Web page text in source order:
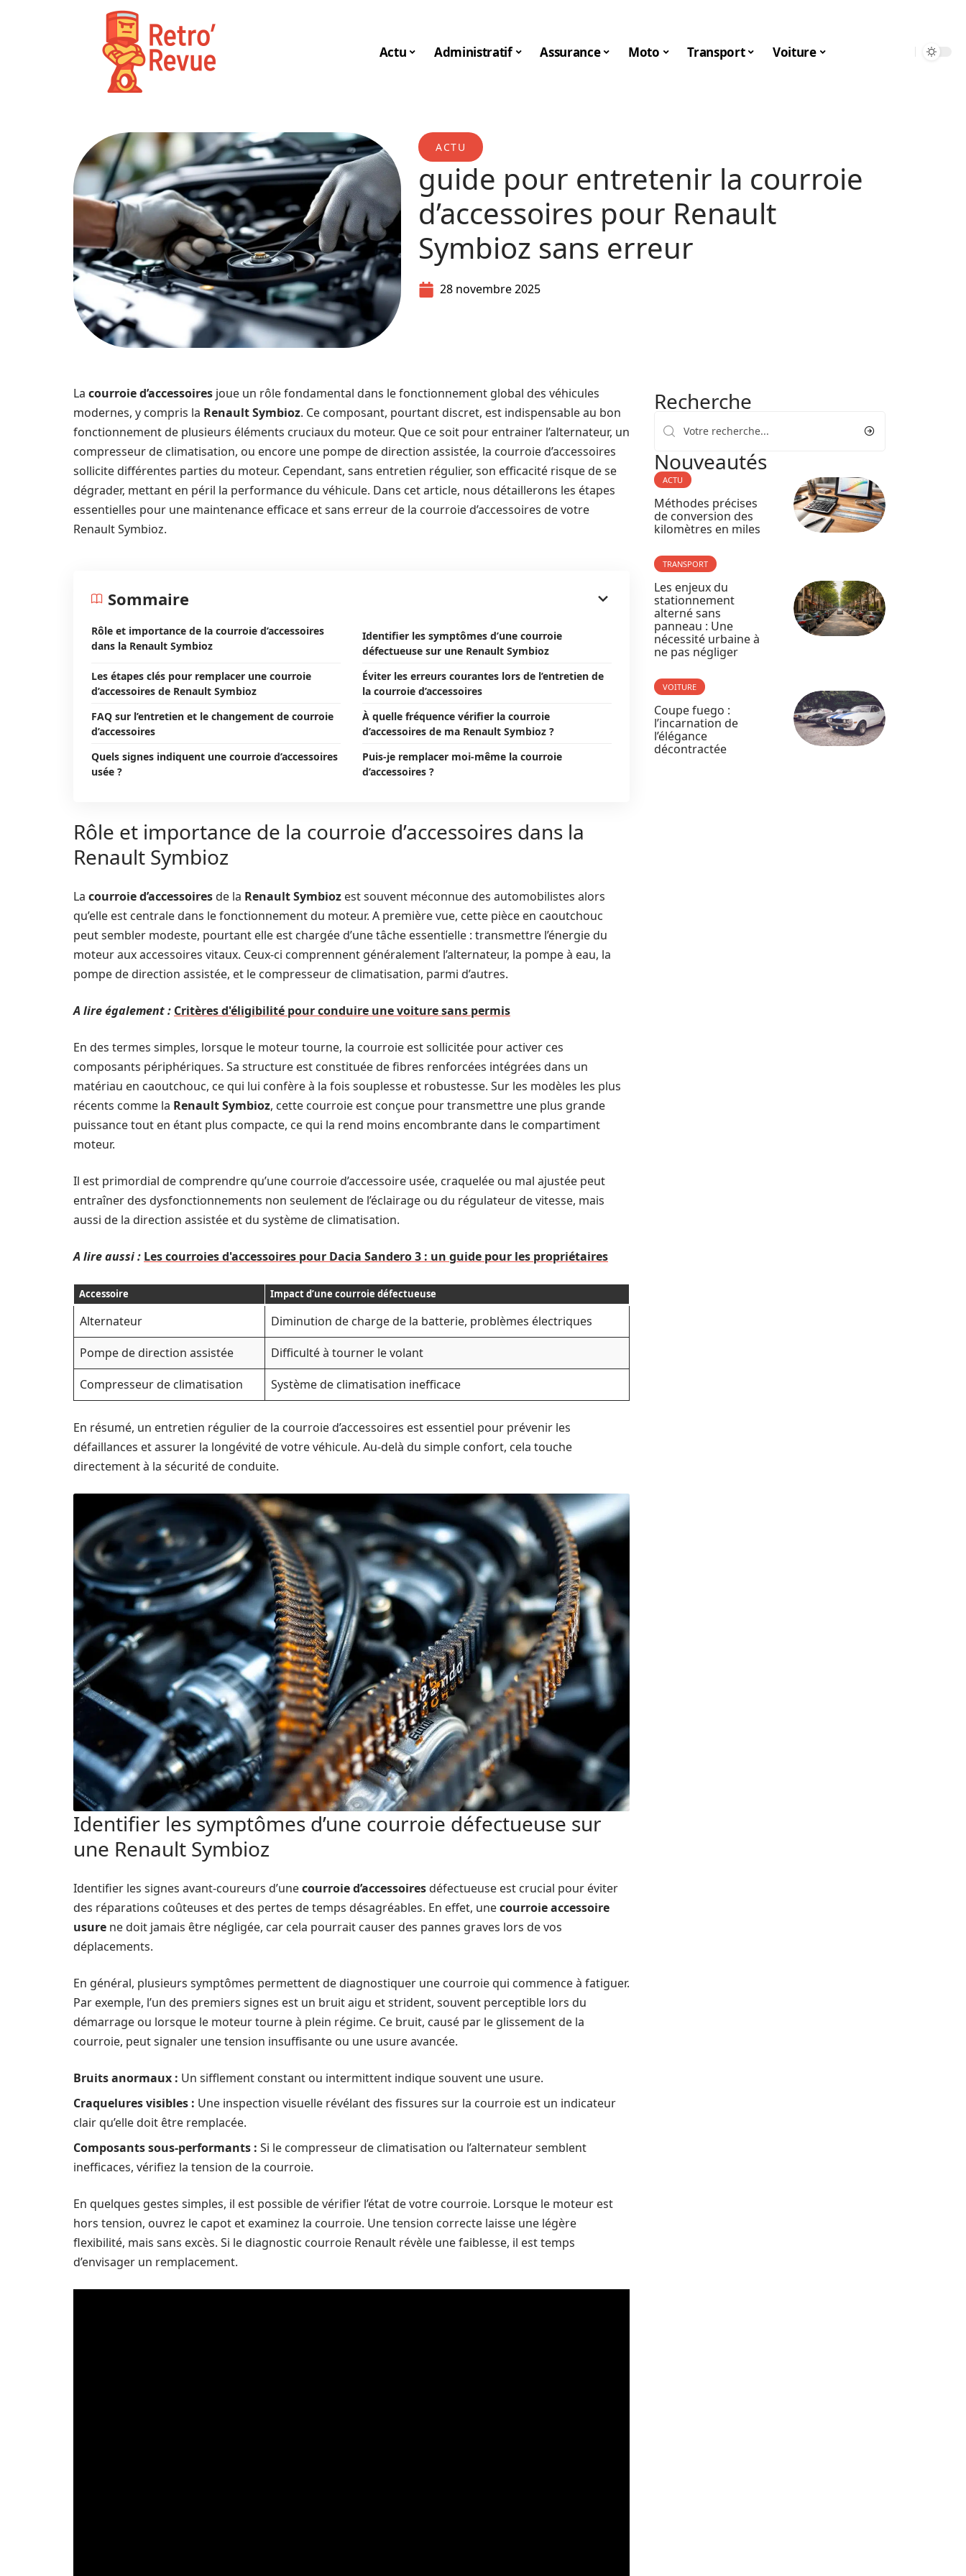
Actu Administratif Assurance Moto Transport Voiture
ACTU
guide pour entretenir la courroie
d’accessoires pour Renault
Symbioz sans erreur
28 novembre 2025
La courroie d’accessoires joue un rôle fondamental dans le fonctionnement global des véhicules
modernes, y compris la Renault Symbioz. Ce composant, pourtant discret, est indispensable au bon
fonctionnement de plusieurs éléments cruciaux du moteur. Que ce soit pour entrainer l’alternateur, un
compresseur de climatisation, ou encore une pompe de direction assistée, la courroie d’accessoires
sollicite différentes parties du moteur. Cependant, sans entretien régulier, son efficacité risque de se
dégrader, mettant en péril la performance du véhicule. Dans cet article, nous détaillerons les étapes
essentielles pour une maintenance efficace et sans erreur de la courroie d’accessoires de votre
Renault Symbioz.
Sommaire
Rôle et importance de la courroie d’accessoires
dans la Renault Symbioz
Identifier les symptômes d’une courroie
défectueuse sur une Renault Symbioz
Les étapes clés pour remplacer une courroie
d’accessoires de Renault Symbioz
Éviter les erreurs courantes lors de l’entretien de
la courroie d’accessoires
FAQ sur l’entretien et le changement de courroie
d’accessoires
À quelle fréquence vérifier la courroie
d’accessoires de ma Renault Symbioz ?
Quels signes indiquent une courroie d’accessoires
usée ?
Puis-je remplacer moi-même la courroie
d’accessoires ?
Rôle et importance de la courroie d’accessoires dans la
Renault Symbioz
La courroie d’accessoiresde la Renault Symbioz est souvent méconnue des automobilistes alors
qu’elle est centrale dans le fonctionnement du moteur. A première vue, cette pièce en caoutchouc
peut sembler modeste, pourtant elle est chargée d’une tâche essentielle : transmettre l’énergie du
moteur aux accessoires vitaux. Ceux-ci comprennent généralement l’alternateur, la pompe à eau, la
pompe de direction assistée, et le compresseur de climatisation, parmi d’autres.
A lire également : Critères d'éligibilité pour conduire une voiture sans permis
En des termes simples, lorsque le moteur tourne, la courroie est sollicitée pour activer ces
composants périphériques. Sa structure est constituée de fibres renforcées intégrées dans un
matériau en caoutchouc, ce qui lui confère à la fois souplesse et robustesse. Sur les modèles les plus
récents comme la Renault Symbioz, cette courroie est conçue pour transmettre une plus grande
puissance tout en étant plus compacte, ce qui la rend moins encombrante dans le compartiment
moteur.
Il est primordial de comprendre qu’une courroie d’accessoire usée, craquelée ou mal ajustée peut
entraîner des dysfonctionnements non seulement de l’éclairage ou du régulateur de vitesse, mais
aussi de la direction assistée et du système de climatisation.
A lire aussi : Les courroies d'accessoires pour Dacia Sandero 3 : un guide pour les propriétaires
Accessoire Impact d’une courroie défectueuse
Alternateur
Diminution de charge de la batterie, problèmes électriques
Pompe de direction assistée
Difficulté à tourner le volant
Compresseur de climatisation
Système de climatisation inefficace
En résumé, un entretien régulier de la courroie d’accessoires est essentiel pour prévenir les
défaillances et assurer la longévité de votre véhicule. Au-delà du simple confort, cela touche
directement à la sécurité de conduite.
Identifier les symptômes d’une courroie défectueuse sur
une Renault Symbioz
Identifier les signes avant-coureurs d’unecourroie d’accessoiresdéfectueuse est crucial pour éviter
des réparations coûteuses et des pertes de temps désagréables. En effet, unecourroie accessoire
usure ne doit jamais être négligée, car cela pourrait causer des pannes graves lors de vos
déplacements.
En général, plusieurs symptômes permettent de diagnostiquer une courroie qui commence à fatiguer.
Par exemple, l’un des premiers signes est un bruit aigu et strident, souvent perceptible lors du
démarrage ou lorsque le moteur tourne à plein régime. Ce bruit, causé par le glissement de la
courroie, peut signaler une tension insuffisante ou une usure avancée.
Bruits anormaux : Un sifflement constant ou intermittent indique souvent une usure.
Craquelures visibles : Une inspection visuelle révélant des fissures sur la courroie est un indicateur
clair qu’elle doit être remplacée.
Composants sous-performants : Si le compresseur de climatisation ou l’alternateur semblent
inefficaces, vérifiez la tension de la courroie.
En quelques gestes simples, il est possible de vérifier l’état de votre courroie. Lorsque le moteur est
hors tension, ouvrez le capot et examinez la courroie. Une tension correcte laisse une légère
flexibilité, mais sans excès. Si le diagnostic courroie Renault révèle une faiblesse, il est temps
d’envisager un remplacement.
Recherche
Nouveautés
ACTU
Méthodes précises
de conversion des
kilomètres en miles
TRANSPORT
Les enjeux du
stationnement
alterné sans
panneau : Une
nécessité urbaine à
ne pas négliger
VOITURE
Coupe fuego :
l’incarnation de
l’élégance
décontractée